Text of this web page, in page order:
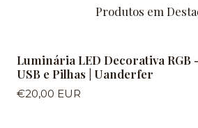
Produtos em
Luminária LED Decorativa RGB
USB e Pilhas | Uanderfer
€20,00 EUR